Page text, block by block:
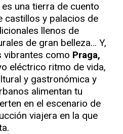
es una tierra de cuento
castillos y palacios de
llenos de
de gran belleza… Y,
vibrantes como Praga,
eléctrico ritmo de vida,
y gastronómica y
alimentan tu
en el escenario de
viajera en la que